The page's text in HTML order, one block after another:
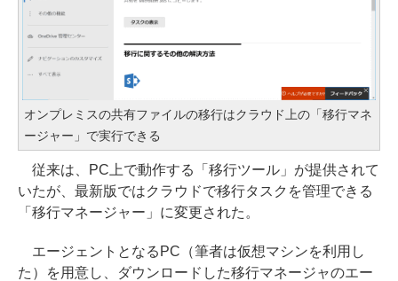
オンプレミスの共有ファイルの移行はクラウド上の「移行マネ
ージャー」で実行できる
従来は、PC上で動作する「移行ツール」が提供されて
いたが、最新版ではクラウドで移行タスクを管理できる
「移行マネージャー」に変更された。
エージェントとなるPC（筆者は仮想マシンを利用し
た）を用意し、ダウンロードした移行マネージャのエー